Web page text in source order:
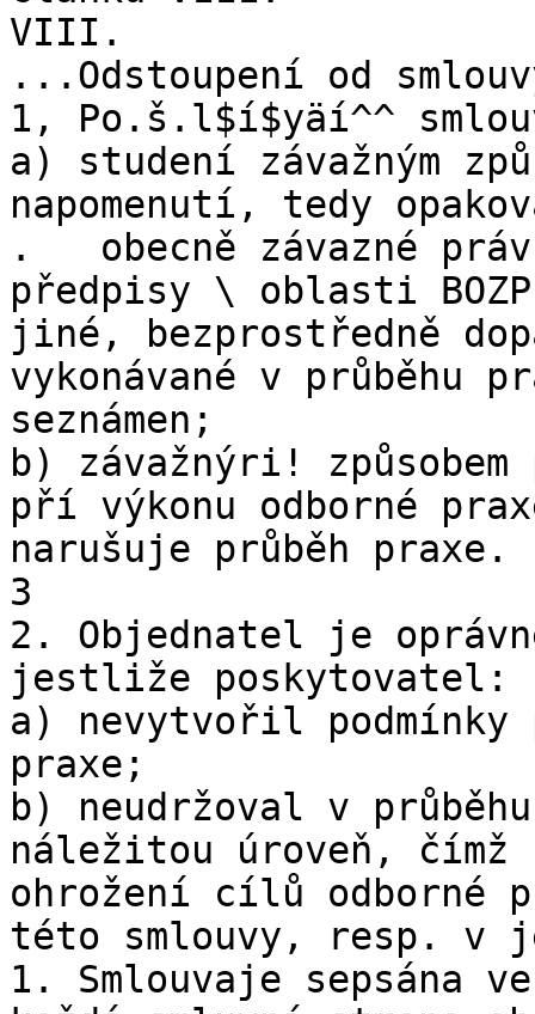
VIII.
...Odstoupení od
1, Po.š.l$í$yäí^^
a) studení závažným
napomenutí, tedy
.   obecně závazné
předpisy \ oblasti
jiné, bezprostředně
vykonávané v průběhu
seznámen;
b) závažnýri!
pří výkonu odborné
narušuje průběh praxe.
3
2. Objednatel je
jestliže poskytovatel:
a) nevytvořil podmínky
praxe;
b) neudržoval v
náležitou úroveň, čímž
ohrožení cílů odborné
této smlouvy, resp.
1. Smlouvaje sepsána